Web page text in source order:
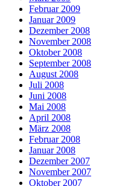
Februar 2009
Januar 2009
Dezember 2008
November 2008
Oktober 2008
September 2008
August 2008
Juli 2008
Juni 2008
Mai 2008
April 2008
März 2008
Februar 2008
Januar 2008
Dezember 2007
November 2007
Oktober 2007